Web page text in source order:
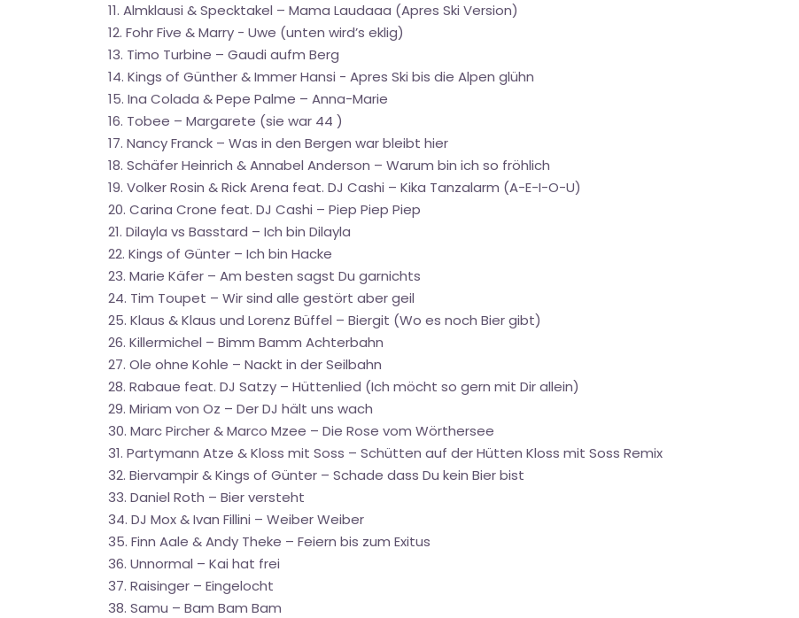
11. Almklausi & Specktakel – Mama Laudaaa (Apres Ski Version)
12. Fohr Five & Marry - Uwe (unten wird’s eklig)
13. Timo Turbine – Gaudi aufm Berg
14. Kings of Günther & Immer Hansi - Apres Ski bis die Alpen glühn
15. Ina Colada & Pepe Palme – Anna-Marie
16. Tobee – Margarete (sie war 44 )
17. Nancy Franck – Was in den Bergen war bleibt hier
18. Schäfer Heinrich & Annabel Anderson – Warum bin ich so fröhlich
19. Volker Rosin & Rick Arena feat. DJ Cashi – Kika Tanzalarm (A-E-I-O-U)
20. Carina Crone feat. DJ Cashi – Piep Piep Piep
21. Dilayla vs Basstard – Ich bin Dilayla
22. Kings of Günter – Ich bin Hacke
23. Marie Käfer – Am besten sagst Du garnichts
24. Tim Toupet – Wir sind alle gestört aber geil
25. Klaus & Klaus und Lorenz Büffel – Biergit (Wo es noch Bier gibt)
26. Killermichel – Bimm Bamm Achterbahn
27. Ole ohne Kohle – Nackt in der Seilbahn
28. Rabaue feat. DJ Satzy – Hüttenlied (Ich möcht so gern mit Dir allein)
29. Miriam von Oz – Der DJ hält uns wach
30. Marc Pircher & Marco Mzee – Die Rose vom Wörthersee
31. Partymann Atze & Kloss mit Soss – Schütten auf der Hütten Kloss mit Soss Remix
32. Biervampir & Kings of Günter – Schade dass Du kein Bier bist
33. Daniel Roth – Bier versteht
34. DJ Mox & Ivan Fillini – Weiber Weiber
35. Finn Aale & Andy Theke – Feiern bis zum Exitus
36. Unnormal – Kai hat frei
37. Raisinger – Eingelocht
38. Samu – Bam Bam Bam